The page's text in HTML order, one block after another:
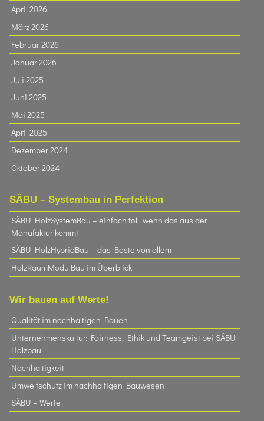
April 2026
März 2026
Februar 2026
Januar 2026
Juli 2025
Juni 2025
Mai 2025
April 2025
Dezember 2024
Oktober 2024
SÄBU – Systembau in Perfektion
SÄBU HolzSystemBau – einfach toll, wenn das aus der
Manufaktur kommt
SÄBU HolzHybridBau – das Beste von allem
HolzRaumModulBau im Überblick
Wir bauen auf Werte!
Qualität im nachhaltigen Bauen
Unternehmenskultur: Fairness, Ethik und Teamgeist bei SÄBU
Holzbau​
Nachhaltigkeit
Umweltschutz im nachhaltigen Bauwesen
SÄBU – Werte